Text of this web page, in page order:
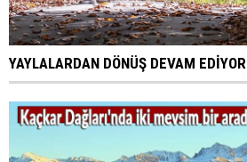
YAYLALARDAN DÖNÜŞ DEVAM EDİYOR